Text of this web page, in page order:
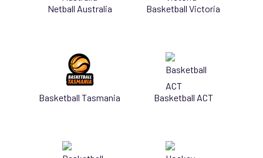
Netball Australia Basketball Victoria
Basketball Tasmania Basketball ACT